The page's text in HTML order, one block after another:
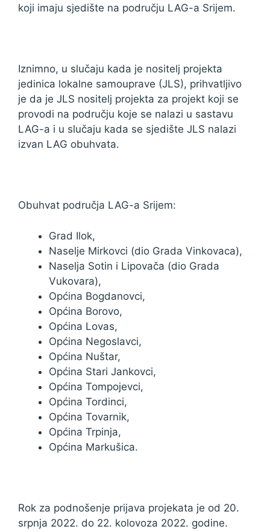
koji imaju sjedište na području LAG-a Srijem.
Iznimno, u slučaju kada je nositelj projekta
jedinica lokalne samouprave (JLS), prihvatljivo
je da je JLS nositelj projekta za projekt koji se
provodi na području koje se nalazi u sastavu
LAG-a i u slučaju kada se sjedište JLS nalazi
izvan LAG obuhvata.
Obuhvat područja LAG-a Srijem:
Grad Ilok,
Naselje Mirkovci (dio Grada Vinkovaca),
Naselja Sotin i Lipovača (dio Grada
Vukovara),
Općina Bogdanovci,
Općina Borovo,
Općina Lovas,
Općina Negoslavci,
Općina Nuštar,
Općina Stari Jankovci,
Općina Tompojevci,
Općina Tordinci,
Općina Tovarnik,
Općina Trpinja,
Općina Markušica.
Rok za podnošenje prijava projekata je od 20.
srpnja 2022. do 22. kolovoza 2022. godine.